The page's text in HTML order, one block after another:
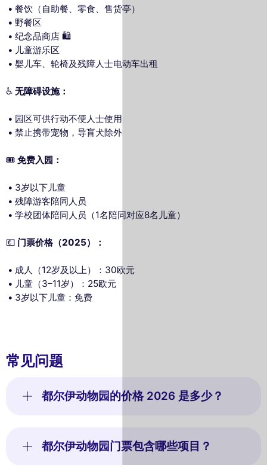
餐饮（自助餐、零食、售货亭）
野餐区
纪念品商店 🛍️
儿童游乐区
婴儿车、轮椅及残障人士电动车出租
♿ 无障碍设施：
园区可供行动不便人士使用
禁止携带宠物，导盲犬除外
🎟️ 免费入园：
3岁以下儿童
残障游客陪同人员
学校团体陪同人员（1名陪同对应8名儿童）
💶 门票价格（2025）：
成人（12岁及以上）：30欧元
儿童（3–11岁）：25欧元
3岁以下儿童：免费
常见问题
都尔伊动物园的价格 2026 是多少？
都尔伊动物园门票包含哪些项目？